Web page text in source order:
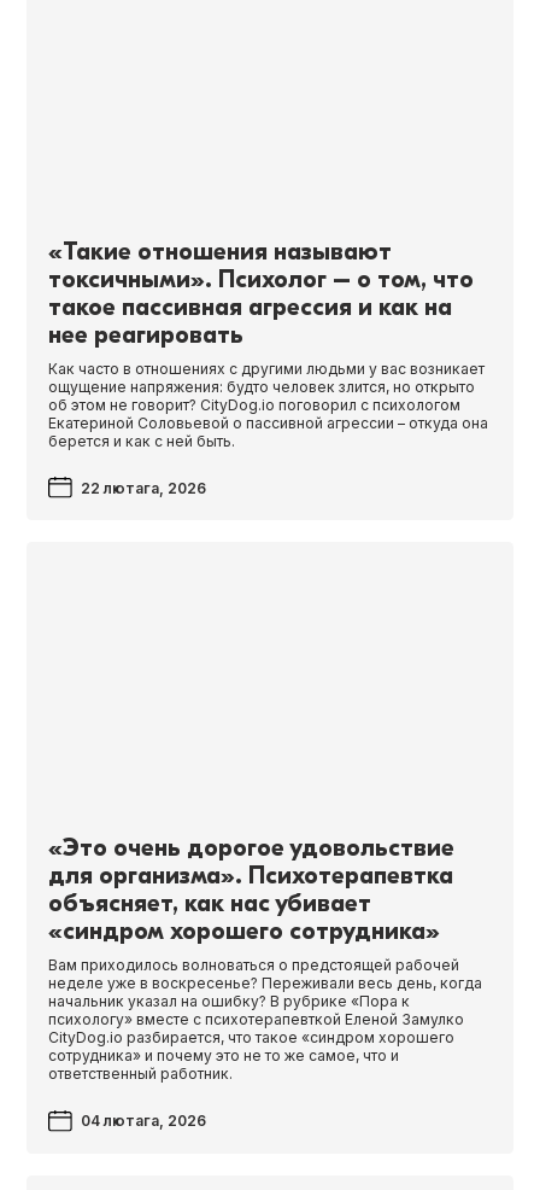
«Такие отношения называют
токсичными». Психолог – о том, что
такое пассивная агрессия и как на
нее реагировать
Как часто в отношениях с другими людьми у вас возникает
ощущение напряжения: будто человек злится, но открыто
об этом не говорит? CityDog.io поговорил с психологом
Екатериной Соловьевой о пассивной агрессии – откуда она
берется и как с ней быть.
22 лютага, 2026
«Это очень дорогое удовольствие
для организма». Психотерапевтка
объясняет, как нас убивает
«синдром хорошего сотрудника»
Вам приходилось волноваться о предстоящей рабочей
неделе уже в воскресенье? Переживали весь день, когда
начальник указал на ошибку? В рубрике «Пора к
психологу» вместе с психотерапевткой Еленой Замулко
CityDog.io разбирается, что такое «синдром хорошего
сотрудника» и почему это не то же самое, что и
ответственный работник.
04 лютага, 2026